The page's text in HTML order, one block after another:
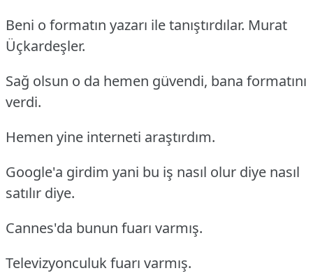
Beni o formatın yazarı ile tanıştırdılar. Murat
Üçkardeşler.
Sağ olsun o da hemen güvendi, bana formatını
verdi.
Hemen yine interneti araştırdım.
Google'a girdim yani bu iş nasıl olur diye nasıl
satılır diye.
Cannes'da bunun fuarı varmış.
Televizyonculuk fuarı varmış.